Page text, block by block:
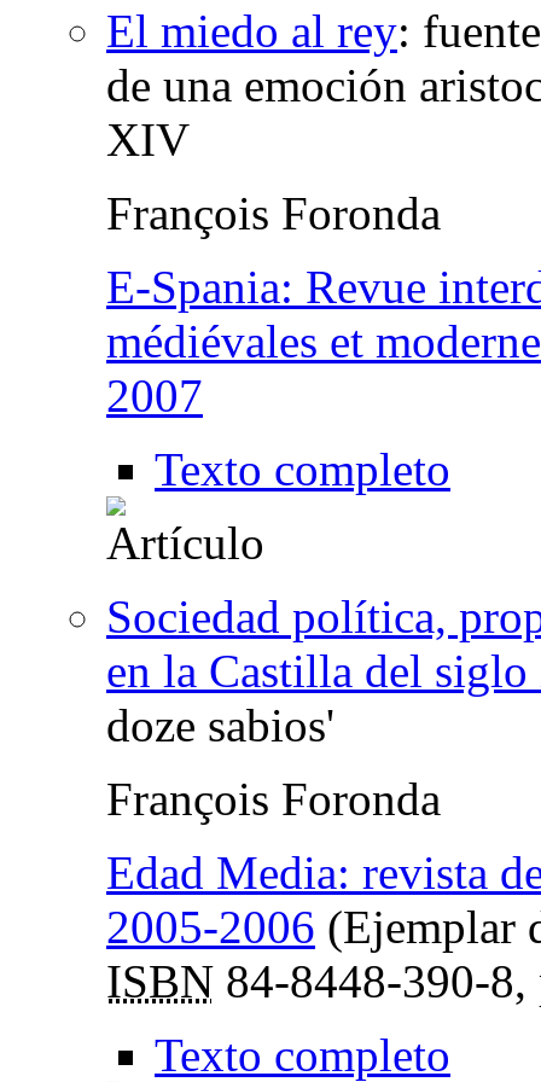
El miedo al rey:
de una emoción
XIV
François Foronda
E-Spania: Revue
médiévales et
2007
Texto completo
Sociedad política,
en la Castilla del
doze sabios'
François Foronda
Edad Media: revista
2005-2006 (Ejemplar
ISBN 84-8448-390-8,
Texto completo